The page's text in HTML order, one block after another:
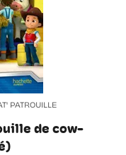
PATROUILLE
de cow-